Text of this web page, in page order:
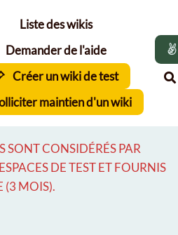
Liste des wikis
Demander de l'aide
Créer un wiki de test
maintien d'un wiki
CONSIDÉRÉS PAR
DE TEST ET FOURNIS
(3 MOIS).